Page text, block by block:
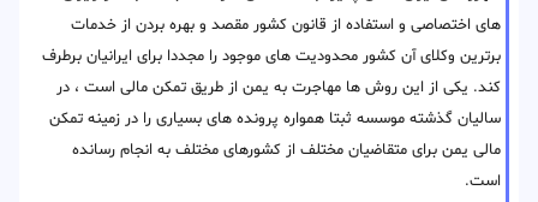
های اختصاصی و استفاده از قانون کشور مقصد و بهره بردن از خدمات
برترین وکلای آن کشور محدودیت های موجود را مجددا برای ایرانیان برطرف
کند. یکی از این روش ها مهاجرت به یمن از طریق تمکن مالی است ، در
سالیان گذشته موسسه ثبتا همواره پرونده های بسیاری را در زمینه تمکن
مالی یمن برای متقاضیان مختلف از کشورهای مختلف به انجام رسانده
است.